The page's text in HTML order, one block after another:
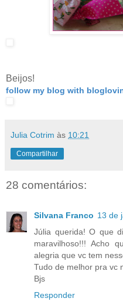
Beijos!
follow my blog with
Julia Cotrim às 10:21
Compartilhar
28 comentários:
Silvana Franco 13 de
Júlia querida! O que
maravilhoso!!! Acho
alegria que vc tem
Tudo de melhor pra vc
Bjs
Responder